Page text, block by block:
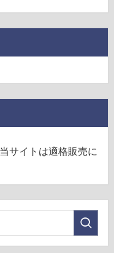
サイトは適格販売に